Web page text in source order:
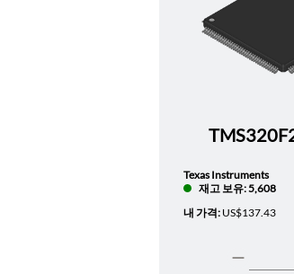
Texas Instruments
재고 보유: 5,608
내 가격: US$137.43